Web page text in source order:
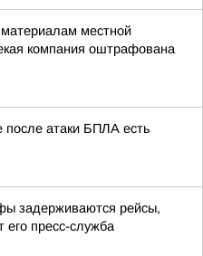
местной
компания оштрафована
после атаки БПЛА есть
задерживаются рейсы,
его пресс-служба